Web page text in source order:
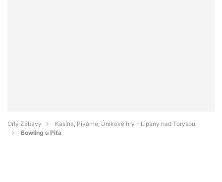
Orly Zábavy
Kasína, Pivárne, Únikové hry - Lipany nad Torysou
Bowling u Piťa